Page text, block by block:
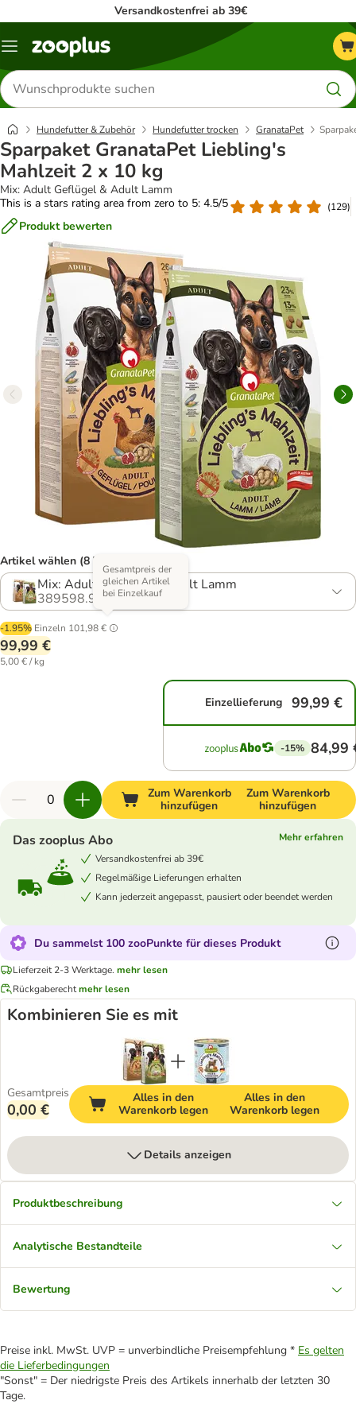
Versandkostenfrei ab 39€
Menü
Produkte
suchen
Hundefutter & Zubehör Hundefutter trocken GranataPet
Sparpaket GranataPet Liebling's
Mahlzeit 2 x 10 kg
Mix: Adult Geflügel & Adult Lamm
This is a stars rating area from zero to 5: 4.5/5
(129)
Produkt bewerten
Artikel wählen (8 Varianten)
Mix: Adult Geflügel & Adult Lamm
389598.9
-1.95% Einzeln 101,98 €
Gesamtpreis der
gleichen Artikel
bei Einzelkauf
99,99 €
5,00 € / kg
Einzellieferung 99,99 €
-15% 84,99
Zum Warenkorb
hinzufügen
Zum Warenkorb
hinzufügen
Das zooplus Abo
Mehr erfahren
Versandkostenfrei ab 39€
Regelmäßige Lieferungen erhalten
Kann jederzeit angepasst, pausiert oder beendet werden
Du sammelst 100 zooPunkte für dieses Produkt
Lieferzeit 2-3 Werktage. mehr lesen
Rückgaberechtmehr lesen
Kombinieren Sie es mit
Gesamtpreis
0,00 €
Alles in den
Warenkorb legen
Alles in den
Warenkorb legen
Details anzeigen
Produktbeschreibung
Analytische Bestandteile
Bewertung
Preise inkl. MwSt. UVP = unverbindliche Preisempfehlung * Es gelten
die Lieferbedingungen
"Sonst" = Der niedrigste Preis des Artikels innerhalb der letzten 30
Tage.